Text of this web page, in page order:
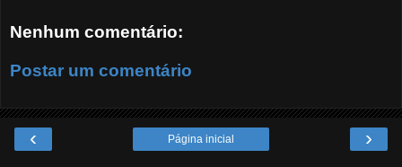
Nenhum comentário:
Postar um comentário
‹ ›
Página inicial